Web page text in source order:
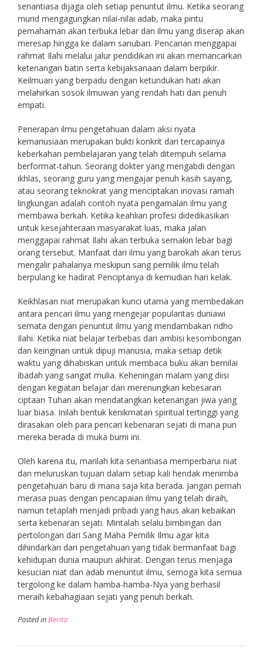
senantiasa dijaga oleh setiap penuntut ilmu. Ketika seorang
murid mengagungkan nilai-nilai adab, maka pintu
pemahaman akan terbuka lebar dan ilmu yang diserap akan
meresap hingga ke dalam sanubari. Pencarian menggapai
rahmat Ilahi melalui jalur pendidikan ini akan memancarkan
ketenangan batin serta kebijaksanaan dalam berpikir.
Keilmuan yang berpadu dengan ketundukan hati akan
melahirkan sosok ilmuwan yang rendah hati dan penuh
empati.
Penerapan ilmu pengetahuan dalam aksi nyata
kemanusiaan merupakan bukti konkrit dari tercapainya
keberkahan pembelajaran yang telah ditempuh selama
berformat-tahun. Seorang dokter yang mengabdi dengan
ikhlas, seorang guru yang mengajar penuh kasih sayang,
atau seorang teknokrat yang menciptakan inovasi ramah
lingkungan adalah contoh nyata pengamalan ilmu yang
membawa berkah. Ketika keahlian profesi didedikasikan
untuk kesejahteraan masyarakat luas, maka jalan
menggapai rahmat Ilahi akan terbuka semakin lebar bagi
orang tersebut. Manfaat dari ilmu yang barokah akan terus
mengalir pahalanya meskipun sang pemilik ilmu telah
berpulang ke hadirat Penciptanya di kemudian hari kelak.
Keikhlasan niat merupakan kunci utama yang membedakan
antara pencari ilmu yang mengejar popularitas duniawi
semata dengan penuntut ilmu yang mendambakan ridho
Ilahi. Ketika niat belajar terbebas dari ambisi kesombongan
dan keinginan untuk dipuji manusia, maka setiap detik
waktu yang dihabiskan untuk membaca buku akan bernilai
ibadah yang sangat mulia. Keheningan malam yang diisi
dengan kegiatan belajar dan merenungkan kebesaran
ciptaan Tuhan akan mendatangkan ketenangan jiwa yang
luar biasa. Inilah bentuk kenikmatan spiritual tertinggi yang
dirasakan oleh para pencari kebenaran sejati di mana pun
mereka berada di muka bumi ini.
Oleh karena itu, marilah kita senantiasa memperbarui niat
dan meluruskan tujuan dalam setiap kali hendak menimba
pengetahuan baru di mana saja kita berada. Jangan pernah
merasa puas dengan pencapaian ilmu yang telah diraih,
namun tetaplah menjadi pribadi yang haus akan kebaikan
serta kebenaran sejati. Mintalah selalu bimbingan dan
pertolongan dari Sang Maha Pemilik Ilmu agar kita
dihindarkan dari pengetahuan yang tidak bermanfaat bagi
kehidupan dunia maupun akhirat. Dengan terus menjaga
kesucian niat dan adab menuntut ilmu, semoga kita semua
tergolong ke dalam hamba-hamba-Nya yang berhasil
meraih kebahagiaan sejati yang penuh berkah.
Posted inBerita